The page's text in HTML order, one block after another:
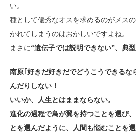
い。
種として優秀なオスを求めるのがメス
かれてしまうのはおかしいですよね。
まさに“遺伝子では説明できない”、典
南原｢好きだ好きだでどうこうできるな
んだりしない！
いいか、人生とはままならない。
進化の過程で鳥が翼を持つことを選び
とを選んだように、人間も悩むことを選